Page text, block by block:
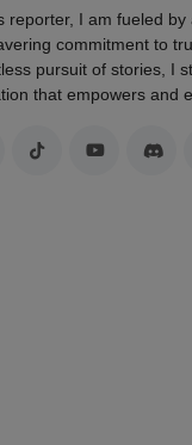
reporter, I am fueled by
commitment to
pursuit of stories, I
that empowers and